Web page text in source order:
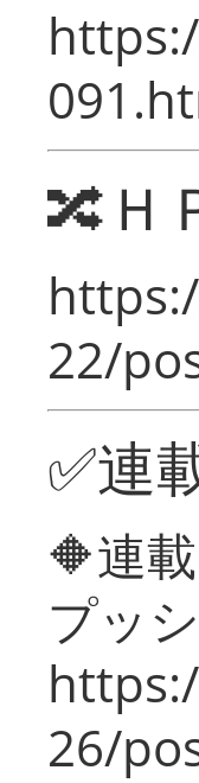
🔀Ｈ
22/
✅連
🔶連
プッ
26/